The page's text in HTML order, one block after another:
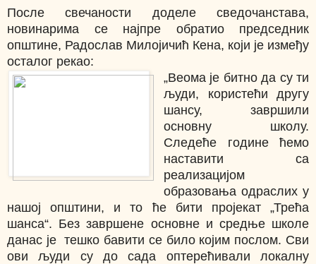
После свечаности доделе сведочанстава,
новинарима се најпре обратио председник
општине, Радослав Милојичић Кена, који је између
осталог рекао:
„Веома је битно да су ти
људи, користећи другу
шансу, завршили
основну школу.
Следеће године ћемо
наставити са
реализацијом
образовања одраслих у
нашој општини, и то ће бити пројекат „Трећа
шанса“. Без завршене основне и средње школе
данас је тешко бавити се било којим послом. Сви
ови људи су до сада оптерећивали локалну